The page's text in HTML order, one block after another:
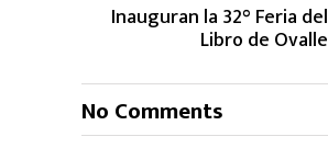
Inauguran la 32° Feria del
Libro de Ovalle
No Comments